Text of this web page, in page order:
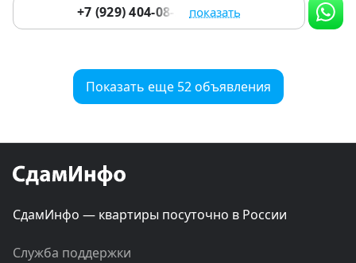
+7 (929) 404-08-22 показать
Показать еще 52 объявления
СдамИнфо — квартиры посуточно в России
Служба поддержки